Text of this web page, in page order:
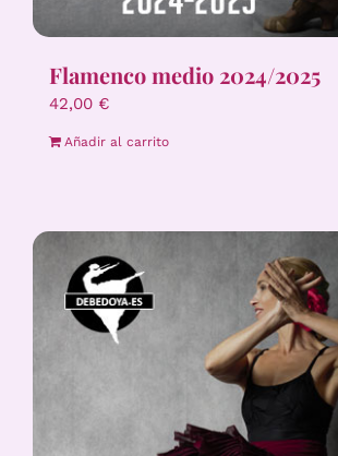
Flamenco medio 2024/2025
42,00 €
Añadir al carrito